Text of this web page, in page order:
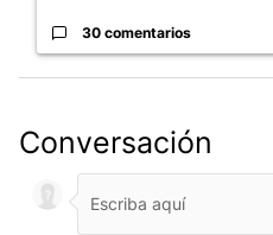
30 comentarios
Conversación